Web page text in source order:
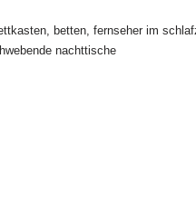
, betten, fernseher im
nachttische